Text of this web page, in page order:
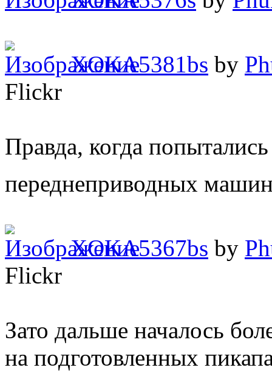
XOKA5381bs by
Flickr
Правда, когда
переднеприводных
XOKA5367bs by
Flickr
Зато дальше началось
на подготовленных